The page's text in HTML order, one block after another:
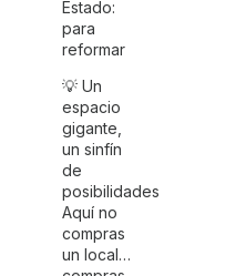
Estado:
para
reformar
💡 Un
espacio
gigante,
un sinfín
de
posibilidades
Aquí no
compras
un local…